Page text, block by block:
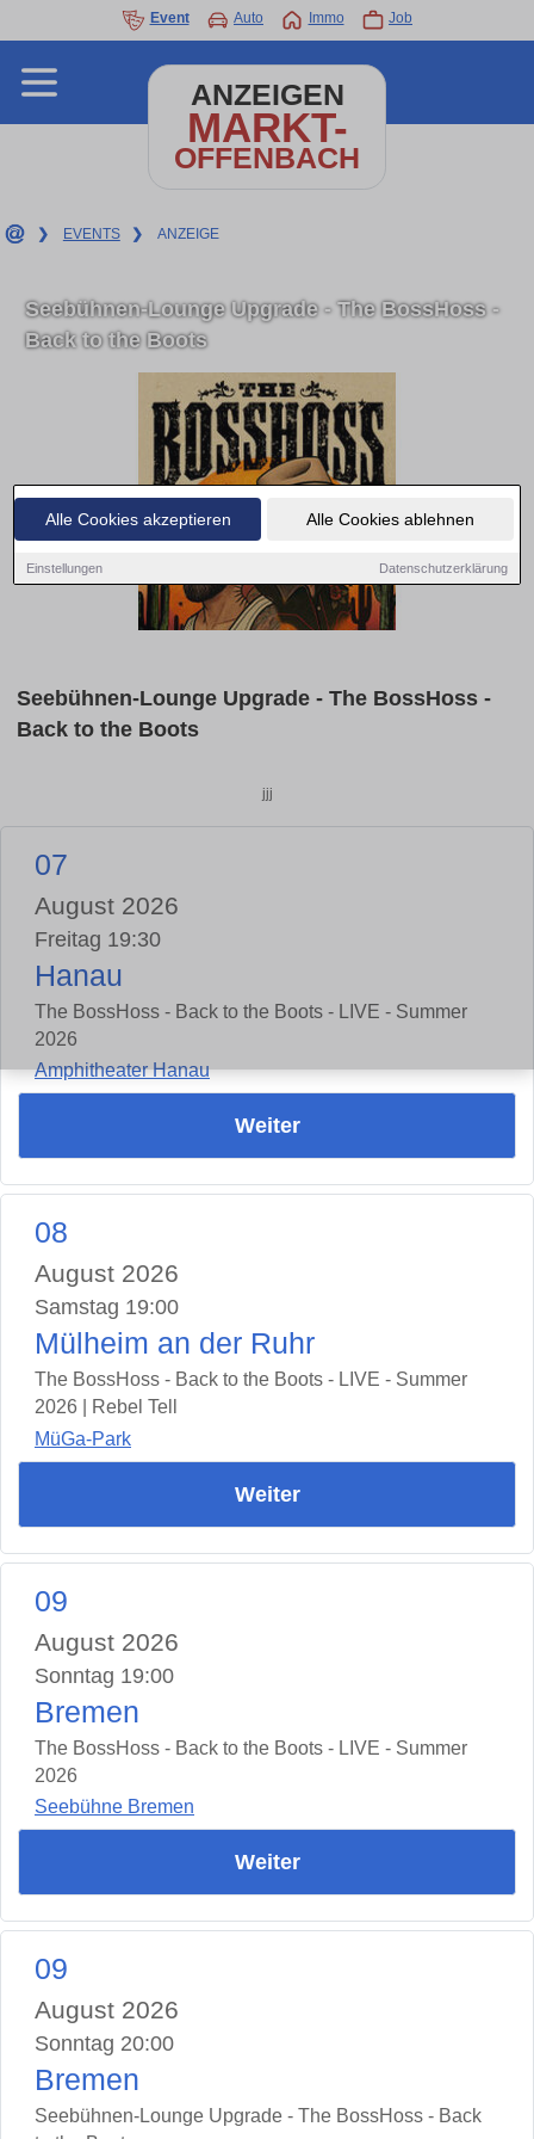
Alle Cookies akzeptieren Alle Cookies ablehnen
Einstellungen Datenschutzerklärung
Event Auto Immo Job
ANZEIGEN
MARKT-
OFFENBACH
❯ EVENTS ❯ ANZEIGE
Seebühnen-Lounge Upgrade - The BossHoss -
Back to the Boots
Seebühnen-Lounge Upgrade - The BossHoss -
Back to the Boots
jjj
07
August 2026
Freitag 19:30
Hanau
The BossHoss - Back to the Boots - LIVE - Summer
2026
Amphitheater Hanau
Weiter
08
August 2026
Samstag 19:00
Mülheim an der Ruhr
The BossHoss - Back to the Boots - LIVE - Summer
2026 | Rebel Tell
MüGa-Park
Weiter
09
August 2026
Sonntag 19:00
Bremen
The BossHoss - Back to the Boots - LIVE - Summer
2026
Seebühne Bremen
Weiter
09
August 2026
Sonntag 20:00
Bremen
Seebühnen-Lounge Upgrade - The BossHoss - Back